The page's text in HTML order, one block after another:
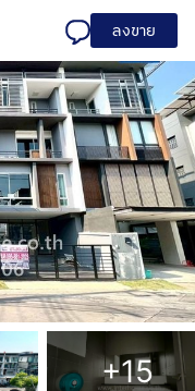
ลงขาย
+15